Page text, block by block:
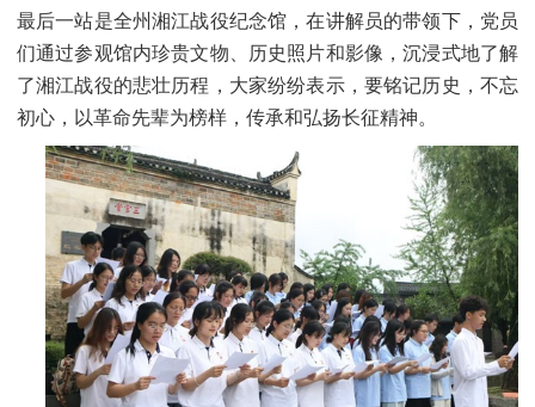
最后一站是全州湘江战役纪念馆，在讲解员的带领下，党员
们通过参观馆内珍贵文物、历史照片和影像，沉浸式地了解
了湘江战役的悲壮历程，大家纷纷表示，要铭记历史，不忘
初心，以革命先辈为榜样，传承和弘扬长征精神。